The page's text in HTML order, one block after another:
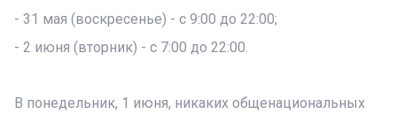
- 31 мая (воскресенье) - с 9:00 до 22:00;
- 2 июня (вторник) - с 7:00 до 22:00.
В понедельник, 1 июня, никаких общенациональных